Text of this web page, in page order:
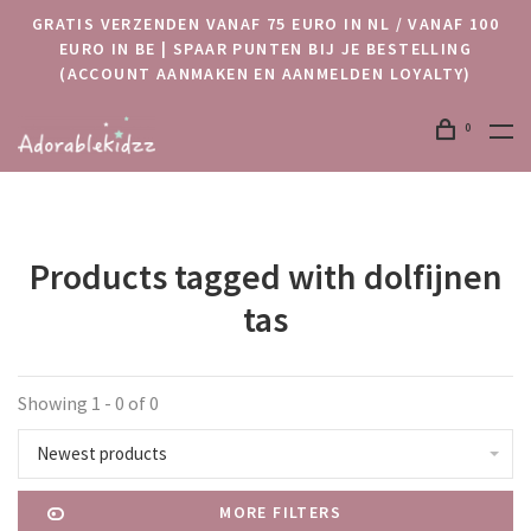
GRATIS VERZENDEN VANAF 75 EURO IN NL / VANAF 100
EURO IN BE | SPAAR PUNTEN BIJ JE BESTELLING
(ACCOUNT AANMAKEN EN AANMELDEN LOYALTY)
0
Products tagged with dolfijnen
tas
Showing 1 - 0 of 0
Newest products
MORE FILTERS